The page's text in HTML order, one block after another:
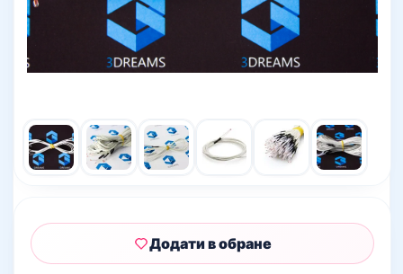
Додати в обране